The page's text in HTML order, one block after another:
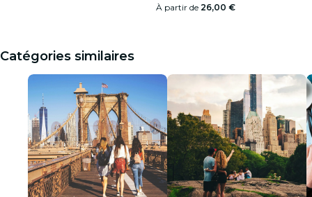
À partir de 26,00 €
Catégories similaires